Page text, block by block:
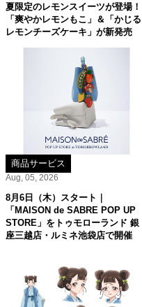
夏限定のレモンスイーツが登場！
「爽やかレモンもこ」＆「かじる
レモンチーズケーキ」が新発売
商品サービス
Aug, 05, 2026
8月6日（木）スタート｜
「MAISON de SABRE POP UP
STORE」をトゥモローランド 銀
座三越店・ルミネ池袋店で開催